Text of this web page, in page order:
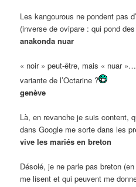
Les kangourous ne pondent pas
(inverse de ovipare : qui pond
anakonda nuar
« noir » peut-être, mais « nuar
variante de l’Octarine ?
genève
Là, en revanche je suis content,
dans Google me sorte dans les
vive les mariés en breton
Désolé, je ne parle pas breton
me lisent et qui peuvent me